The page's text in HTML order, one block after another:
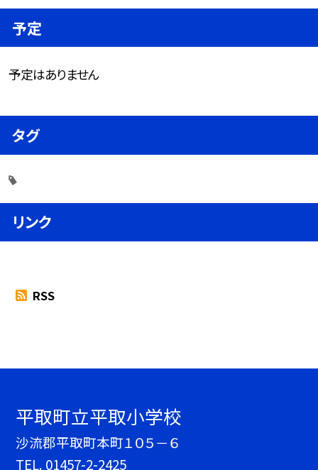
予定
予定はありません
タグ
リンク
RSS
平取町立平取小学校
沙流郡平取町本町１０５－６
TEL. 01457-2-2425